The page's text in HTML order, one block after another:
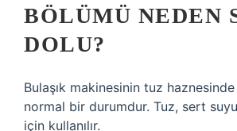
BÖLÜMÜ NEDEN
DOLU?
Bulaşık makinesinin tuz
normal bir durumdur. Tuz, sert
için kullanılır.